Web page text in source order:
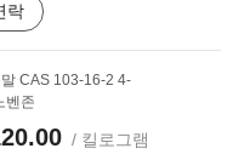
락
CAS 103-16-2 4-
벤존
/ 킬로그램